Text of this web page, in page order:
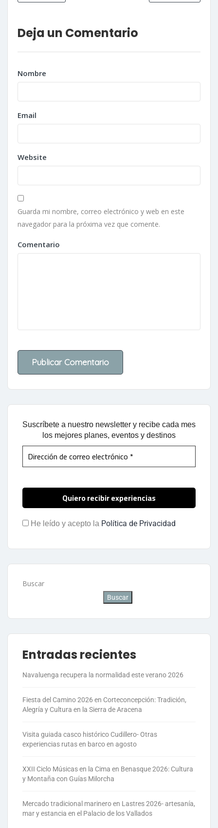
Deja un Comentario
Nombre
Email
Website
Guarda mi nombre, correo electrónico y web en este
navegador para la próxima vez que comente.
Comentario
Suscríbete a nuestro newsletter y recibe cada mes
los mejores planes, eventos y destinos
He leído y acepto la Política de Privacidad
Buscar
Buscar
Entradas recientes
Navaluenga recupera la normalidad este verano 2026
Fiesta del Camino 2026 en Corteconcepción: Tradición,
Alegría y Cultura en la Sierra de Aracena
Visita guiada casco histórico Cudillero- Otras
experiencias rutas en barco en agosto
XXII Ciclo Músicas en la Cima en Benasque 2026: Cultura
y Montaña con Guías Milorcha
Mercado tradicional marinero en Lastres 2026- artesanía,
mar y estancia en el Palacio de los Vallados